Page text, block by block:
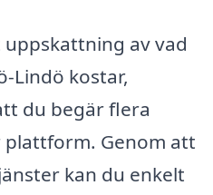
av vad
Lindö kostar,
du begär flera
Genom att
kan du enkelt